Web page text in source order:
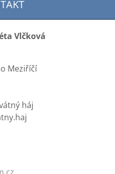
Vlčková
Meziříčí
háj